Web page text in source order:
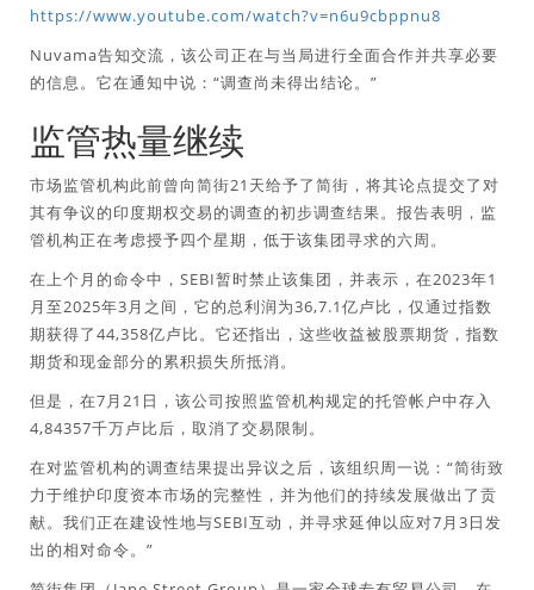
https://www.youtube.com/watch?v=n6u9cbppnu8
Nuvama告知交流，该公司正在与当局进行全面合作并共享必要
的信息。它在通知中说：“调查尚未得出结论。”
监管热量继续
市场监管机构此前曾向简街21天给予了简街，将其论点提交了对
其有争议的印度期权交易的调查的初步调查结果。报告表明，监
管机构正在考虑授予四个星期，低于该集团寻求的六周。
在上个月的命令中，SEBI暂时禁止该集团，并表示，在2023年1
月至2025年3月之间，它的总利润为36,7.1亿卢比，仅通过指数
期获得了44,358亿卢比。它还指出，这些收益被股票期货，指数
期货和现金部分的累积损失所抵消。
但是，在7月21日，该公司按照监管机构规定的托管帐户中存入
4,84357千万卢比后，取消了交易限制。
在对监管机构的调查结果提出异议之后，该组织周一说：“简街致
力于维护印度资本市场的完整性，并为他们的持续发展做出了贡
献。我们正在建设性地与SEBI互动，并寻求延伸以应对7月3日发
出的相对命令。”